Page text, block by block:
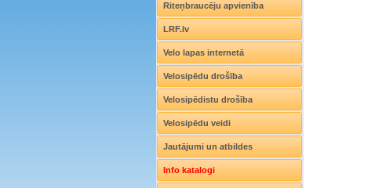
Riteņbraucēju apvienība
LRF.lv
Velo lapas internetā
Velosipēdu drošība
Velosipēdistu drošība
Velosipēdu veidi
Jautājumi un atbildes
Info katalogi